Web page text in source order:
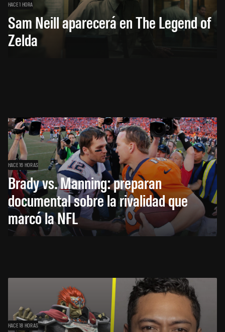
HACE 1 HORA
Sam Neill aparecerá en The Legend of
Zelda
HACE 16 HORAS
Brady vs. Manning: preparan
documental sobre la rivalidad que
marcó la NFL
HACE 18 HORAS